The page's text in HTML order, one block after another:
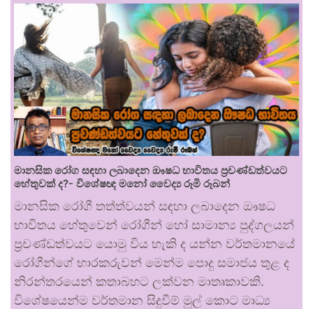
මානසික රෝග සඳහා ලබාදෙන ඖෂධ භාවිතය ප්‍රචණ්ඩත්වයට
හේතුවක් ද?- විශේෂඥ මනෝ වෛද්‍ය රූමි රූබන්
මානසික රෝගී තත්ත්වයන් සඳහා ලබාදෙන ඖෂධ
භාවිතය හේතුවෙන් රෝගීන් හෝ සාමාන්‍ය පුද්ගලයන්
ප්‍රචණ්ඩත්වයට යොමු විය හැකි ද යන්න වර්තමානයේ
රෝගීන්ගේ භාරකරුවන් මෙන්ම පොදු සමාජය තුළ ද
නිරන්තරයෙන් කතාබහට ලක්වන මාතෘකාවකි.
විශේෂයෙන්ම වර්තමාන සිදුවීම් මුල් කොට මාධ්‍ය